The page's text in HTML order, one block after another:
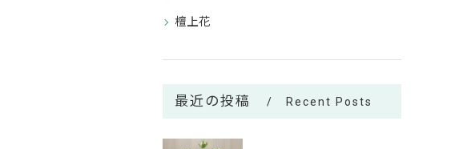
檀上花
最近の投稿 Recent Posts